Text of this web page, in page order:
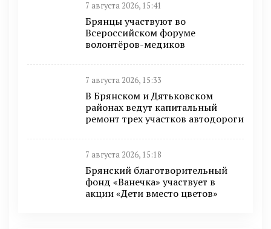
7 августа 2026, 15:41
Брянцы участвуют во
Всероссийском форуме
волонтёров-медиков
7 августа 2026, 15:33
В Брянском и Дятьковском
районах ведут капитальный
ремонт трех участков автодороги
7 августа 2026, 15:18
Брянский благотворительный
фонд «Ванечка» участвует в
акции «Дети вместо цветов»